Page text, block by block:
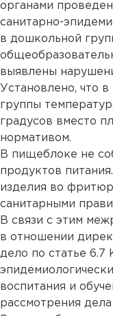
органами
санитарно-
в дошкольной
выявлены
Установлено, что
группы
градусов вместо
нормативом.
В пищеблоке не
продуктов
изделия во
санитарными
В связи с этим
в отношении
дело по статье
воспитания и
рассмотрения